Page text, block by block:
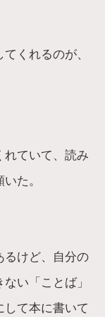
くれるのが、
れていて、読み
た。
るけど、自分の
い「ことば」
て本に書いて